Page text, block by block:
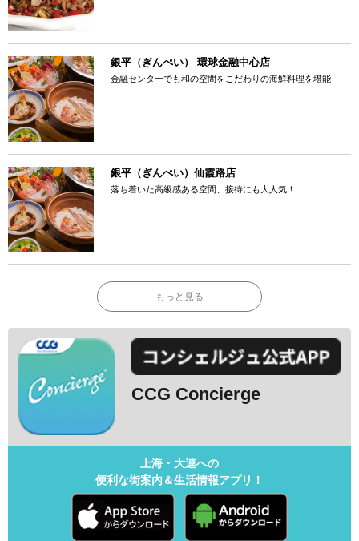
銀平（ぎんぺい） 環球金融中心店
金融センターでも和の空間をこだわりの海鮮料理を堪能
銀平（ぎんぺい）仙霞路店
落ち着いた高級感ある空間、接待にも大人気！
もっと見る
CCG Concierge
上海・大連への
便利な街案内＆生活情報アプリ！